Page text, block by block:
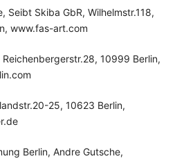
Seibt Skiba GbR, Wilhelmstr.118,
www.fas-art.com
Reichenbergerstr.28, 10999 Berlin,
25, 10623 Berlin,
Berlin, Andre Gutsche,